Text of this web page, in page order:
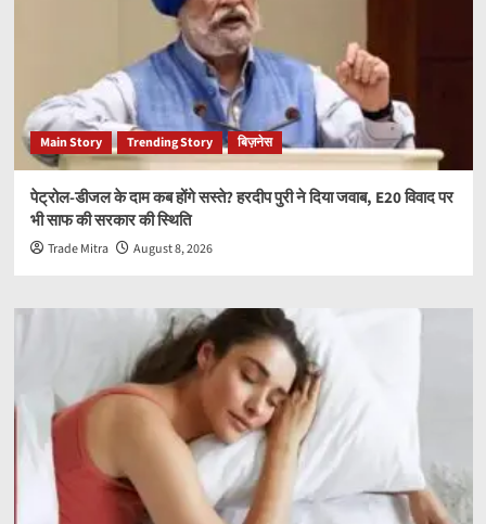
Main Story Trending Story बिज़नेस
पेट्रोल-डीजल के दाम कब होंगे सस्ते? हरदीप पुरी ने दिया जवाब, E20 विवाद पर
भी साफ की सरकार की स्थिति
Trade Mitra August 8, 2026